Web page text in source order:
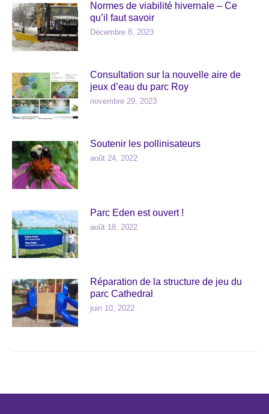
Normes de viabilité hivernale – Ce
qu’il faut savoir
Décembre 8, 2023
Consultation sur la nouvelle aire de
jeux d’eau du parc Roy
novembre 29, 2023
Soutenir les pollinisateurs
août 24, 2022
Parc Eden est ouvert !
août 18, 2022
Réparation de la structure de jeu du
parc Cathedral
juin 10, 2022